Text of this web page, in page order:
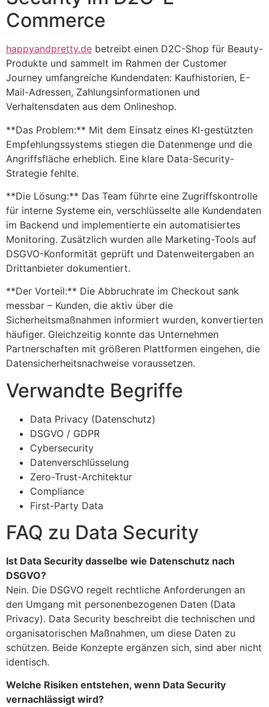
Commerce
happyandpretty.de betreibt einen D2C-Shop für Beauty-
Produkte und sammelt im Rahmen der Customer
Journey umfangreiche Kundendaten: Kaufhistorien, E-
Mail-Adressen, Zahlungsinformationen und
Verhaltensdaten aus dem Onlineshop.
**Das Problem:** Mit dem Einsatz eines KI-gestützten
Empfehlungssystems stiegen die Datenmenge und die
Angriffsfläche erheblich. Eine klare Data-Security-
Strategie fehlte.
**Die Lösung:** Das Team führte eine Zugriffskontrolle
für interne Systeme ein, verschlüsselte alle Kundendaten
im Backend und implementierte ein automatisiertes
Monitoring. Zusätzlich wurden alle Marketing-Tools auf
DSGVO-Konformität geprüft und Datenweitergaben an
Drittanbieter dokumentiert.
**Der Vorteil:** Die Abbruchrate im Checkout sank
messbar – Kunden, die aktiv über die
Sicherheitsmaßnahmen informiert wurden, konvertierten
häufiger. Gleichzeitig konnte das Unternehmen
Partnerschaften mit größeren Plattformen eingehen, die
Datensicherheitsnachweise voraussetzen.
Verwandte Begriffe
Data Privacy (Datenschutz)
DSGVO / GDPR
Cybersecurity
Datenverschlüsselung
Zero-Trust-Architektur
Compliance
First-Party Data
FAQ zu Data Security
Ist Data Security dasselbe wie Datenschutz nach
DSGVO?
Nein. Die DSGVO regelt rechtliche Anforderungen an
den Umgang mit personenbezogenen Daten (Data
Privacy). Data Security beschreibt die technischen und
organisatorischen Maßnahmen, um diese Daten zu
schützen. Beide Konzepte ergänzen sich, sind aber nicht
identisch.
Welche Risiken entstehen, wenn Data Security
vernachlässigt wird?